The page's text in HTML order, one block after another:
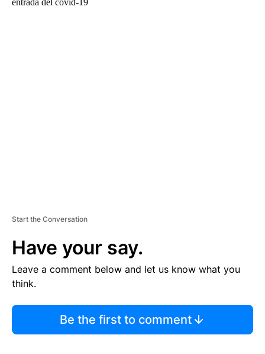
entrada del covid-19
Start the Conversation
Have your say.
Leave a comment below and let us know what you
think.
Be the first to comment